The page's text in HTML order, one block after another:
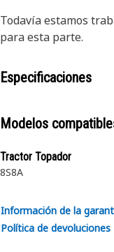
Todavía estamos
para esta parte.
Especificaciones
Modelos
Tractor Topador
8S8A
Información de la
Política de devoluciones